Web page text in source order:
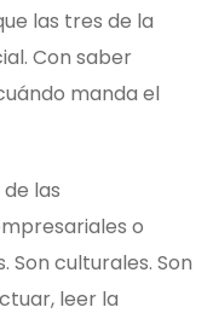
las tres de la
Con saber
manda el
las
o
Son culturales. Son
leer la